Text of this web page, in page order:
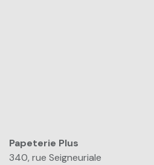
Papeterie Plus​
340, rue Seigneuriale